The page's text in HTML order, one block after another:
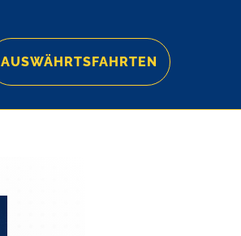
AUSWÄHRTSFAHRTEN